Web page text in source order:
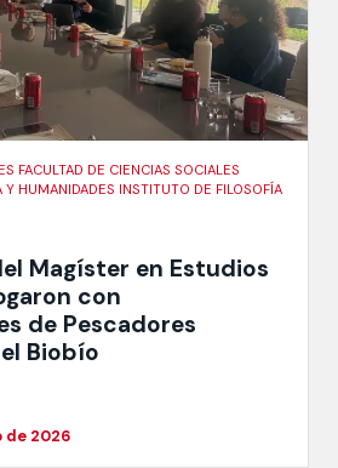
FACULTAD DE CIENCIAS SOCIALES
Y HUMANIDADES INSTITUTO DE FILOSOFÍA
Magíster en Estudios
con
de Pescadores
Biobío
de 2026